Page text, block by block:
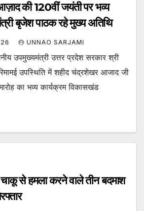
की 120वीं जयंती पर भव्य
बृजेश पाठक रहे मुख्य अतिथि
UNNAO SARJAMI
उपमुख्यमंत्री उत्तर प्रदेश सरकार श्री
उपस्थिति में शहीद चंद्रशेखर आजाद जी
का भव्य कार्यक्रम विकासखंड
चाकू से हमला करने वाले तीन बदमाश